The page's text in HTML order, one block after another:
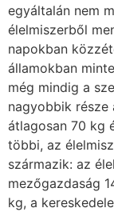
egyáltalán nem
élelmiszerből
napokban
államokban
még mindig a
nagyobbik része
átlagosan 70 kg
többi, az
származik: az
mezőgazdaság
kg, a